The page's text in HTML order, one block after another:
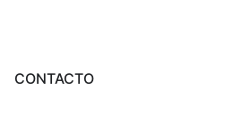
CONTACTO